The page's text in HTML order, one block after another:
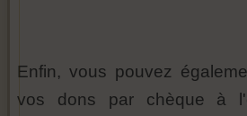
Enfin, vous pouvez
vos dons par chèque à